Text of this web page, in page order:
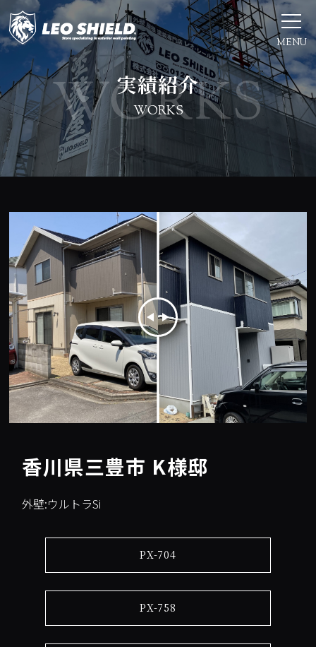
MENU
実績紹介
WORKS
香川県三豊市 K様邸
外壁:ウルトラSi
PX-704
PX-758